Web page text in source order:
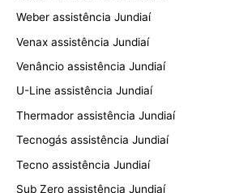
Weber assistência Jundiaí
Venax assistência Jundiaí
Venâncio assistência Jundiaí
U-Line assistência Jundiaí
Thermador assistência Jundiaí
Tecnogás assistência Jundiaí
Tecno assistência Jundiaí
Sub Zero assistência Jundiaí